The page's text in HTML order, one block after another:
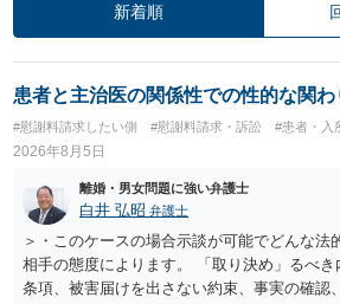
新着順
患者と主治医の関係性での性的な関
#慰謝料請求したい側 #慰謝料請求・訴訟 #患者・入
2026年8月5日
離婚・男女問題に強い弁護士
白井 弘昭 弁護士
＞・このケースの場合示談が可能でどんな
相手の態度によります。 「取り決め」るべ
条項、被害届けを出さない約束、事実の確